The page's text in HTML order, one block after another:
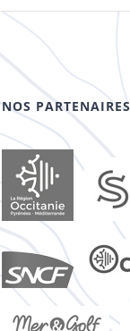
NOS PARTENAIRES